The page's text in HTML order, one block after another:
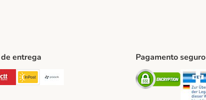
Method
entrega
Shipping Method
CTTExpress Shipping Method
InPost Shipping Method
Paack Shipping Method
Pagamento seguro
Security